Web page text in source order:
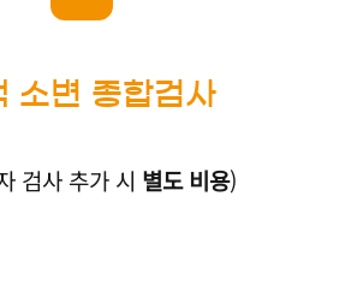
소변 종합검사
검사 추가 시 별도 비용)